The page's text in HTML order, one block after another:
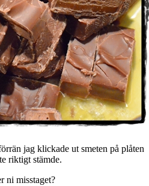
jag klickade ut smeten på plåten
riktigt stämde.
ni misstaget?